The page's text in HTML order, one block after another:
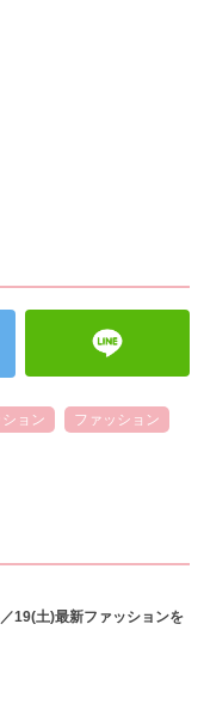
ョン ファッション
19(土)最新ファッションを